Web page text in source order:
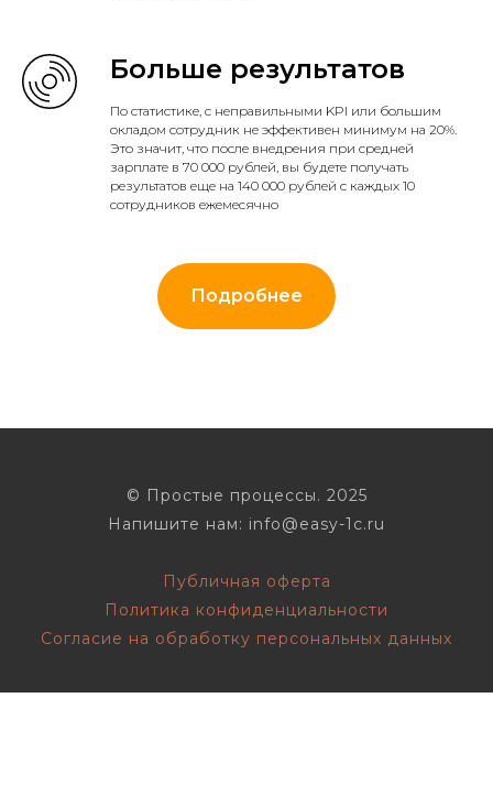
Больше результатов
По статистике, с неправильными KPI или большим
окладом сотрудник не эффективен минимум на 20%.
Это значит, что после внедрения при средней
зарплате в 70 000 рублей, вы будете получать
результатов еще на 140 000 рублей с каждых 10
сотрудников ежемесячно
Подробнее
© Простые процессы. 2025
Напишите нам: info@easy-1c.ru
Публичная оферта
Политика конфиденциальности
Согласие на обработку персональных данных